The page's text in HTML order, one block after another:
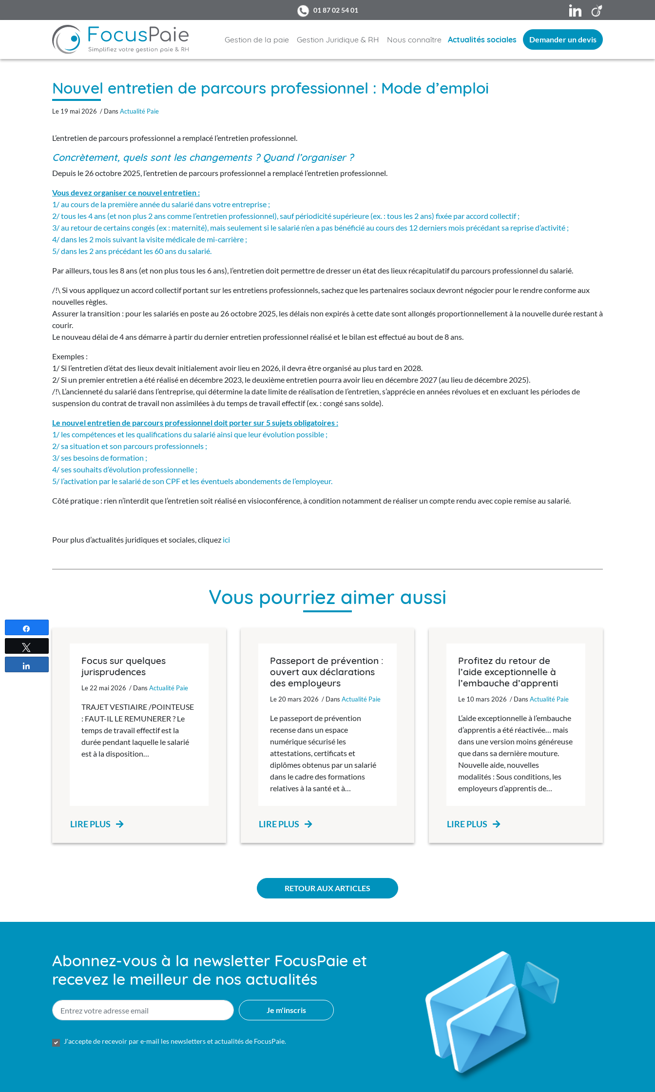
01 87 02 54 01 LinkedIn
Gestion de la paie
électronique
Gestion Juridique & RH
Pilotage RH
Nous connaître Actualités sociales Demander un devis
Nouvel entretien de parcours professionnel : Mode d’emploi
Le 19 mai 2026 / Dans Actualité Paie
L’entretien de parcours professionnel a remplacé l’entretien professionnel.
Concrètement, quels sont les changements ? Quand l’organiser ?
Depuis le 26 octobre 2025, l’entretien de parcours professionnel a remplacé l’entretien professionnel.
Vous devez organiser ce nouvel entretien :
1/ au cours de la première année du salarié dans votre entreprise ;
2/ tous les 4 ans (et non plus 2 ans comme l’entretien professionnel), sauf périodicité supérieure (ex. : tous les 2 ans) fixée par accord collectif ;
3/ au retour de certains congés (ex : maternité), mais seulement si le salarié n’en a pas bénéficié au cours des 12 derniers mois précédant sa reprise d’activité ;
4/ dans les 2 mois suivant la visite médicale de mi-carrière ;
5/ dans les 2 ans précédant les 60 ans du salarié.
Par ailleurs, tous les 8 ans (et non plus tous les 6 ans), l’entretien doit permettre de dresser un état des lieux récapitulatif du parcours professionnel du salarié.
/!\ Si vous appliquez un accord collectif portant sur les entretiens professionnels, sachez que les partenaires sociaux devront négocier pour le rendre conforme aux
nouvelles règles.
Assurer la transition : pour les salariés en poste au 26 octobre 2025, les délais non expirés à cette date sont allongés proportionnellement à la nouvelle durée restant à
courir.
Le nouveau délai de 4 ans démarre à partir du dernier entretien professionnel réalisé et le bilan est effectué au bout de 8 ans.
Exemples :
1/ Si l’entretien d’état des lieux devait initialement avoir lieu en 2026, il devra être organisé au plus tard en 2028.
2/ Si un premier entretien a été réalisé en décembre 2023, le deuxième entretien pourra avoir lieu en décembre 2027 (au lieu de décembre 2025).
/!\ L’ancienneté du salarié dans l’entreprise, qui détermine la date limite de réalisation de l’entretien, s’apprécie en années révolues et en excluant les périodes de
suspension du contrat de travail non assimilées à du temps de travail effectif (ex. : congé sans solde).
Le nouvel entretien de parcours professionnel doit porter sur 5 sujets obligatoires :
1/ les compétences et les qualifications du salarié ainsi que leur évolution possible ;
2/ sa situation et son parcours professionnels ;
3/ ses besoins de formation ;
4/ ses souhaits d’évolution professionnelle ;
5/ l’activation par le salarié de son CPF et les éventuels abondements de l’employeur.
Côté pratique : rien n’interdit que l’entretien soit réalisé en visioconférence, à condition notamment de réaliser un compte rendu avec copie remise au salarié.
Pour plus d’actualités juridiques et sociales, cliquez ici
Vous pourriez aimer aussi
Focus sur quelques
jurisprudences
Le 22 mai 2026 / Dans Actualité Paie
TRAJET VESTIAIRE /POINTEUSE
: FAUT-IL LE REMUNERER ? Le
temps de travail effectif est la
durée pendant laquelle le salarié
est à la disposition…
LIRE PLUS
Passeport de prévention :
ouvert aux déclarations
des employeurs
Le 20 mars 2026 / Dans Actualité Paie
Le passeport de prévention
recense dans un espace
numérique sécurisé les
attestations, certificats et
diplômes obtenus par un salarié
dans le cadre des formations
relatives à la santé et à…
LIRE PLUS
Profitez du retour de
l’aide exceptionnelle à
l’embauche d’apprenti
Le 10 mars 2026 / DansActualité Paie
L’aide exceptionnelle à l’embauche
d’apprentis a été réactivée… mais
dans une version moins généreuse
que dans sa dernière mouture.
Nouvelle aide, nouvelles
modalités : Sous conditions, les
employeurs d’apprentis de…
LIRE PLUS
RETOUR AUX ARTICLES
Abonnez-vous à la newsletter FocusPaie et
recevez le meilleur de nos actualités
E-
mail * Je m'inscris
RGPD *
J'accepte de recevoir par e-mail les newsletters et actualités de FocusPaie.